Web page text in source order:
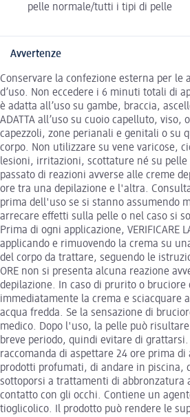
pelle normale/tutti i tipi di pelle
Avvertenze
Conservare la confezione esterna per le
d’uso. Non eccedere i 6 minuti totali di
è adatta all’uso su gambe, braccia,
ADATTA all’uso su cuoio capelluto, viso,
capezzoli, zone perianali e genitali o su
corpo. Non utilizzare su vene varicose,
lesioni, irritazioni, scottature né su pelle
passato di reazioni avverse alle creme
ore tra una depilazione e l'altra.
prima dell'uso se si stanno assumendo
arrecare effetti sulla pelle o nel caso si
Prima di ogni applicazione, VERIFICARE
applicando e rimuovendo la crema su
del corpo da trattare, seguendo le
ORE non si presenta alcuna reazione
depilazione. In caso di prurito o bruciore
immediatamente la crema e sciacquare
acqua fredda. Se la sensazione di
medico. Dopo l'uso, la pelle può
breve periodo, quindi evitare di
raccomanda di aspettare 24 ore prima
prodotti profumati, di andare in piscina,
sottoporsi a trattamenti di abbronzatura
contatto con gli occhi. Contiene un
tioglicolico. Il prodotto può rendere le